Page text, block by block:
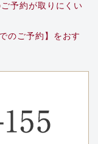
予約が取りにくい
のご予約】をおす